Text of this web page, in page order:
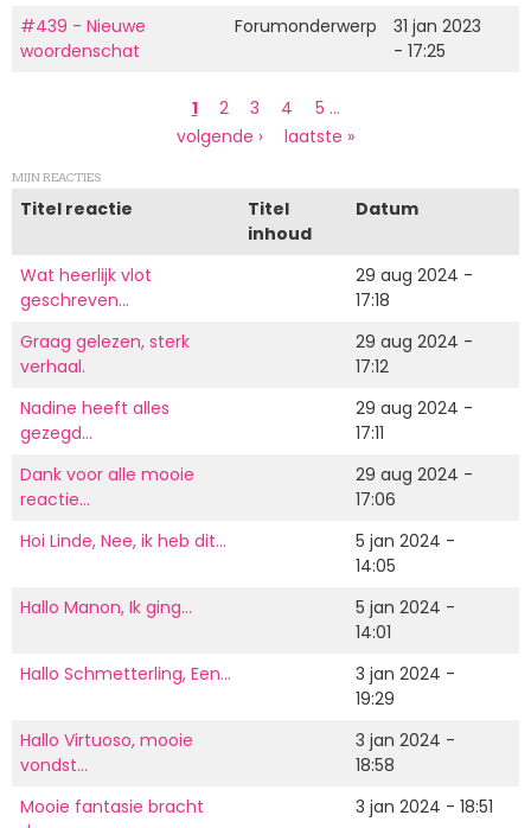
#439 - Nieuwe
woordenschat
Forumonderwerp
31 jan 2023
- 17:25
Huidige
pagina
1 Page
2 Page
3 Page
4 Page
5 …
Volgende
volgende ›
Laatste
laatste »
MIJN REACTIES
Titel reactie
Titel
inhoud
Datum
Wat heerlijk vlot
geschreven…
29 aug 2024 -
17:18
Graag gelezen, sterk
verhaal.
29 aug 2024 -
17:12
Nadine heeft alles
gezegd…
29 aug 2024 -
17:11
Dank voor alle mooie
reactie…
29 aug 2024 -
17:06
Hoi Linde, Nee, ik heb dit…
5 jan 2024 -
14:05
Hallo Manon, Ik ging…
5 jan 2024 -
14:01
Hallo Schmetterling, Een…
3 jan 2024 -
19:29
Hallo Virtuoso, mooie
vondst…
3 jan 2024 -
18:58
Mooie fantasie bracht
3 jan 2024 - 18:51